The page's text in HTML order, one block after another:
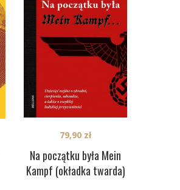
Na początku była Mein
Kampf (okładka twarda)
79,90 zł